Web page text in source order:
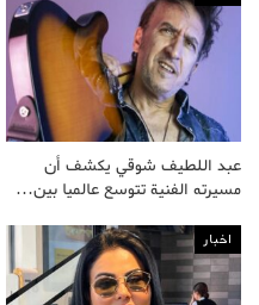
عبد اللطيف شوقي يكشف أن
مسيرته الفنية تتوسع عالميا بين…
اخبار